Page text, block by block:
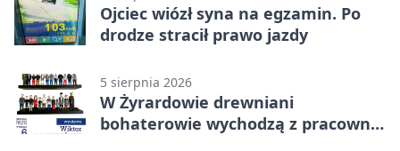
Ojciec wiózł syna na egzamin. Po
drodze stracił prawo jazdy
5 sierpnia 2026
W Żyrardowie drewniani
bohaterowie wychodzą z pracowni